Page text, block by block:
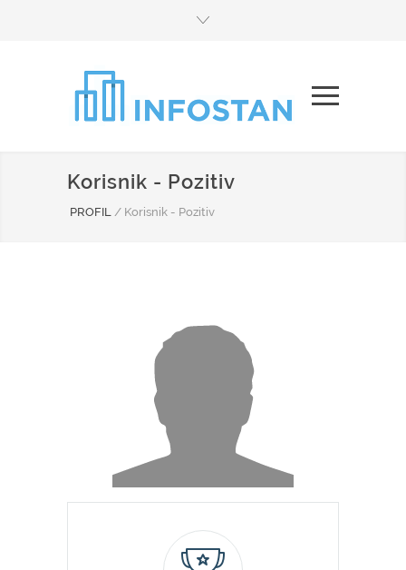
Korisnik - Pozitiv
PROFIL / Korisnik - Pozitiv